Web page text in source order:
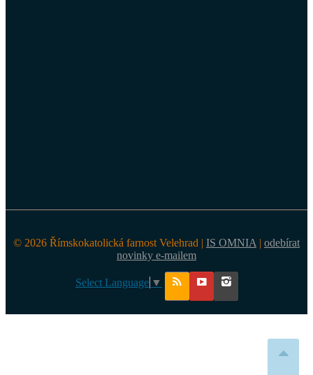
© 2026 Římskokatolická farnost Velehrad | IS OMNIA | odebírat
novinky e-mailem
Select Language ▼